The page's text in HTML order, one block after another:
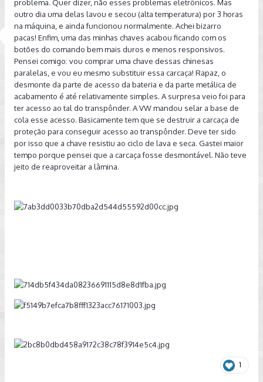
problema. Quer dizer, não esses problemas eletrônicos. Mas
outro dia uma delas lavou e secou (alta temperatura) por 3 horas
na máquina, e ainda funcionou normalmente. Achei bizarro
pacas! Enfim, uma das minhas chaves acabou ficando com os
botões do comando bem mais duros e menos responsivos.
Pensei comigo: vou comprar uma chave dessas chinesas
paralelas, e vou eu mesmo substituir essa carcaça! Rapaz, o
desmonte da parte de acesso da bateria e da parte metálica de
acabamento é até relativamente simples. A surpresa veio foi para
ter acesso ao tal do transpônder. A VW mandou selar a base de
cola esse acesso. Basicamente tem que se destruir a carcaça de
proteção para conseguir acesso ao transpônder. Deve ter sido
por isso que a chave resistiu ao ciclo de lava e seca. Gastei maior
tempo porque pensei que a carcaça fosse desmontável. Não teve
jeito de reaproveitar a lâmina.
1